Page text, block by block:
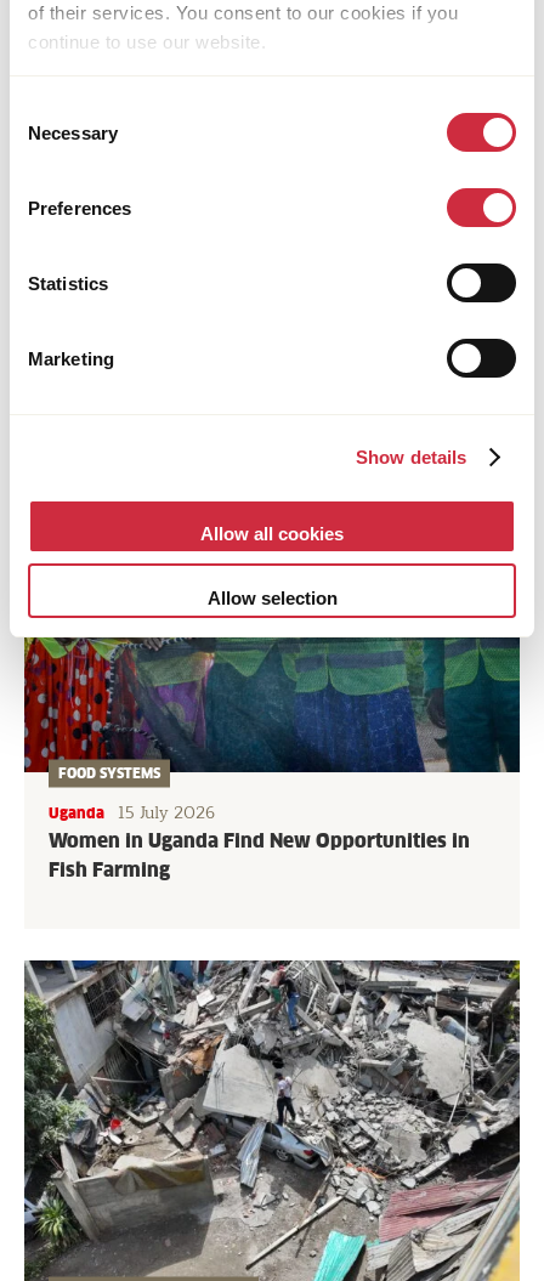
of their services. You consent to our cookies if you
continue to use our website.
Selection
Necessary
Preferences
Statistics
Marketing
Show details
Allow all cookies
Allow selection
Led Solutions in South Sudan
South Sudan
Women in Uganda Find New Opportunities in
Fish Farming
FOOD SYSTEMS
Uganda 15 July 2026